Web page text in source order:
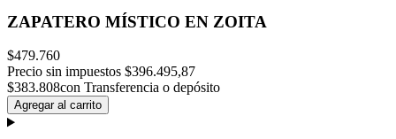
ZAPATERO MÍSTICO EN ZOITA
$479.760
Precio sin impuestos $396.495,87
$383.808con Transferencia o depósito
Agregar al carrito